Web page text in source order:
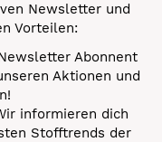
Newsletter und
Vorteilen:
Abonnent
Aktionen und
informieren dich
Stofftrends der